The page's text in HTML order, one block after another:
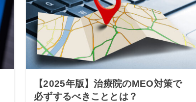
【2025年版】治療院のMEO対策で
必ずするべきこととは？